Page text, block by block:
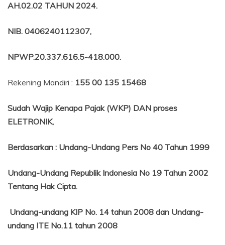
AH.02.02 TAHUN 2024.
NIB. 0406240112307,
NPWP.20.337.616.5-418.000.
Rekening Mandiri : 155 00 135 15468
Sudah Wajip Kenapa Pajak (WKP) DAN proses
ELETRONIK,
Berdasarkan : Undang-Undang Pers No 40 Tahun 1999
Undang-Undang Republik Indonesia No 19 Tahun 2002
Tentang Hak Cipta.
Undang-undang KIP No. 14 tahun 2008 dan Undang-
undang ITE No.11 tahun 2008